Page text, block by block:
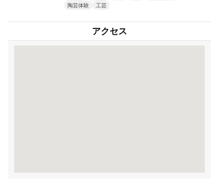
陶芸体験
工芸
アクセス